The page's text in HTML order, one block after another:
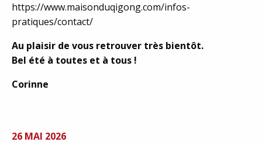
https://www.maisonduqigong.com/infos-
pratiques/contact/
Au plaisir de vous retrouver très bientôt.
Bel été à toutes et à tous !
Corinne
26 MAI 2026